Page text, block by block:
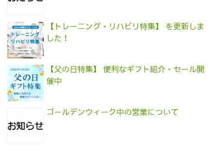
【トレーニング・リハビリ特集】 を更新しま
した！
【父の日特集】 便利なギフト紹介・セール開
催中
ゴールデンウィーク中の営業について